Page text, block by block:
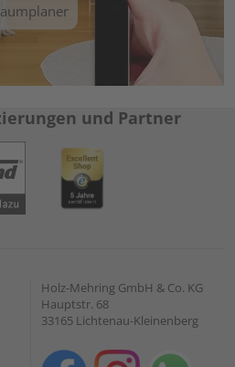
und Partner
Holz-Mehring GmbH & Co. KG
Hauptstr. 68
33165 Lichtenau-Kleinenberg